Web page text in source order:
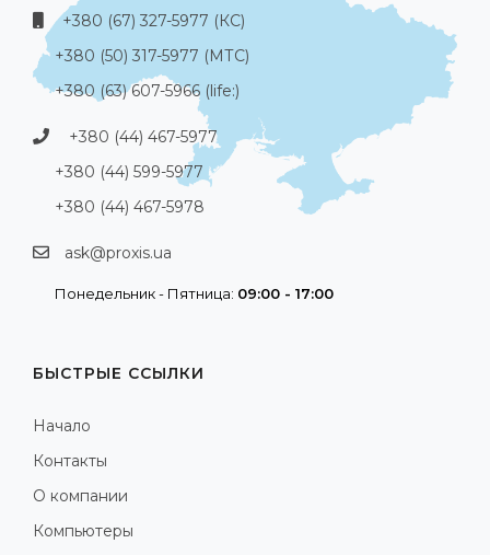
+380 (67) 327-5977 (КС)
+380 (50) 317-5977 (МТС)
+380 (63) 607-5966 (life:)
+380 (44) 467-5977
+380 (44) 599-5977
+380 (44) 467-5978
ask@proxis.ua
Понедельник - Пятница: 09:00 - 17:00
БЫСТРЫЕ ССЫЛКИ
Начало
Контакты
О компании
Компьютеры